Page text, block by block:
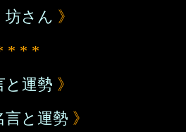
坊さん 》
* * *
と運勢 》
言と運勢 》